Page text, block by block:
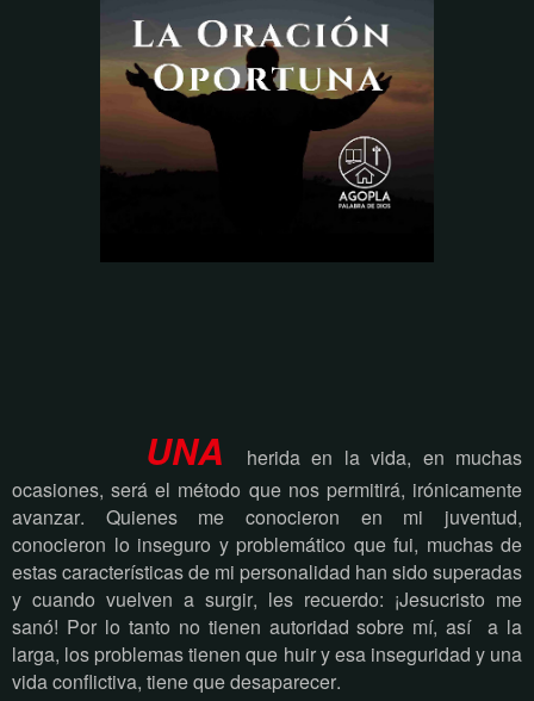
UNA
herida en la vida, en muchas
ocasiones, será el método que nos permitirá, irónicamente
avanzar. Quienes me conocieron en mi juventud,
conocieron lo inseguro y problemático que fui, muchas de
estas características de mi personalidad han sido superadas
y cuando vuelven a surgir, les recuerdo: ¡Jesucristo me
sanó! Por lo tanto no tienen autoridad sobre mí, así
a la
larga, los problemas tienen que huir y esa inseguridad y una
vida conflictiva, tiene que desaparecer.